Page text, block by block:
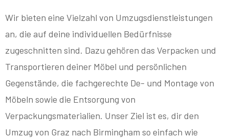
Wir bieten eine Vielzahl von Umzugsdienstleistungen
an, die auf deine individuellen Bedürfnisse
zugeschnitten sind. Dazu gehören das Verpacken und
Transportieren deiner Möbel und persönlichen
Gegenstände, die fachgerechte De- und Montage von
Möbeln sowie die Entsorgung von
Verpackungsmaterialien. Unser Ziel ist es, dir den
Umzug von Graz nach Birmingham so einfach wie